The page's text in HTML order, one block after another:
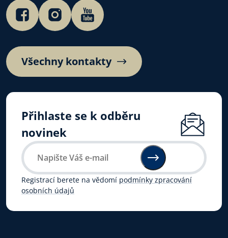
Všechny kontakty
Přihlaste se k odběru
novinek
Registrací berete na vědomí podmínky zpracování
osobních údajů